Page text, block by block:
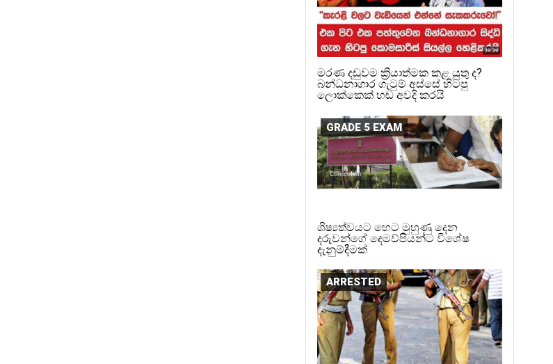
මරණ දඩුවම ක්‍රියාත්මක කළ යුතු ද?
බන්ධනාගාර ගැටුම් අස්සේ හිටපු
ලොක්කෙක් හඬ අවදි කරයි
GRADE 5 EXAM
ශිෂ්‍යත්වයට හෙට මුහුණු දෙන
දරුවන්ගේ දෙමව්පියන්ට විශේෂ
දැනුම්දීමක්
ARRESTED